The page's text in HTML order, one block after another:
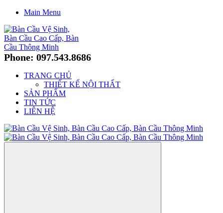
Main Menu
Phone: 097.543.8686
TRANG CHỦ
THIẾT KẾ NỘI THẤT
SẢN PHẨM
TIN TỨC
LIÊN HỆ